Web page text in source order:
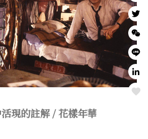
現的註解 / 花樣年華
Love